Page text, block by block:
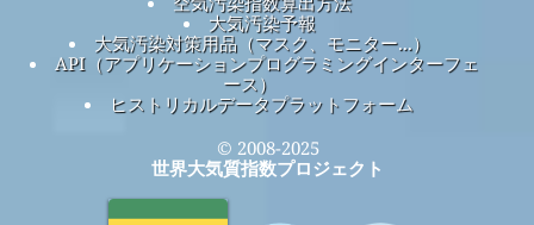
大気汚染予報
大気汚染対策用品（マスク、モニター...）
API（アプリケーションプログラミングインターフェ
ース）
ヒストリカルデータプラットフォーム
© 2008-2025
世界大気質指数プロジェクト